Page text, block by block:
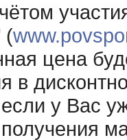
(
цена
в
у Вас